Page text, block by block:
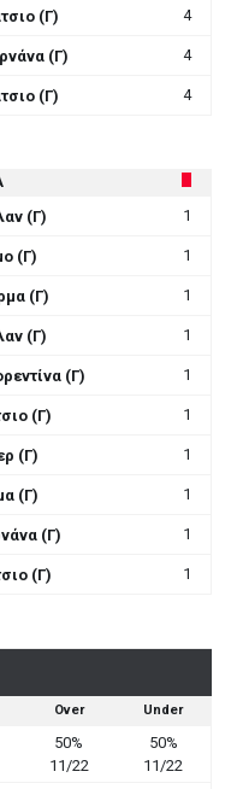
(Γ) 4
(Γ) 4
(Γ) 4
(Γ) 1
(Γ) 1
(Γ) 1
(Γ) 1
(Γ) 1
(Γ) 1
(Γ) 1
(Γ) 1
(Γ) 1
(Γ) 1
Over Under
50%
11/22
50%
11/22